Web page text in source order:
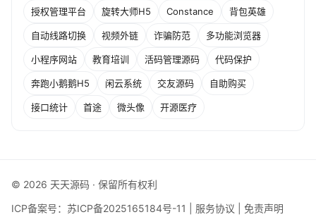
授权管理平台 旋转大师H5 Constance 背包英雄
自动线路切换 视频外链 诈骗防范 多功能浏览器
小程序网站 教育培训 活码管理源码 代码保护
奔跑小鹅鹅H5 闲云系统 交友源码 自助购买
接口统计 首途 微头像 开源医疗
© 2026 天天源码 · 保留所有权利
ICP备案号： 苏ICP备2025165184号-11 服务协议 免责声明